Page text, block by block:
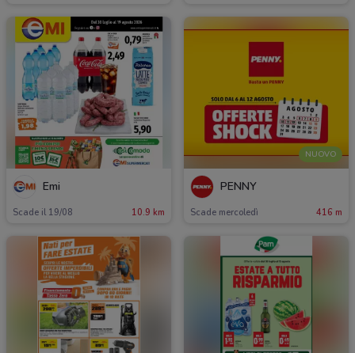
Emi
Scade il 19/08 10.9 km
NUOVO
PENNY
Scade mercoledì 416 m